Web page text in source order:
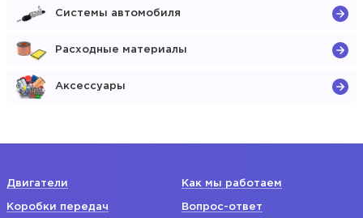
Системы автомобиля
Расходные материалы
Аксессуары
Двигатели
Коробки передач
Как мы работаем
Вопрос-ответ